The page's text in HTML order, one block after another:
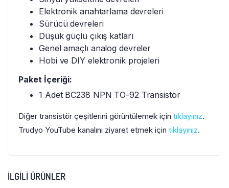
Elektronik anahtarlama devreleri
Sürücü devreleri
Düşük güçlü çıkış katları
Genel amaçlı analog devreler
Hobi ve DIY elektronik projeleri
Paket İçeriği:
1 Adet BC238 NPN TO-92 Transistör
Diğer transistör çeşitlerini görüntülemek için tıklayınız.
Trudyo YouTube kanalını ziyaret etmek için tıklayınız.
İLGILI ÜRÜNLER